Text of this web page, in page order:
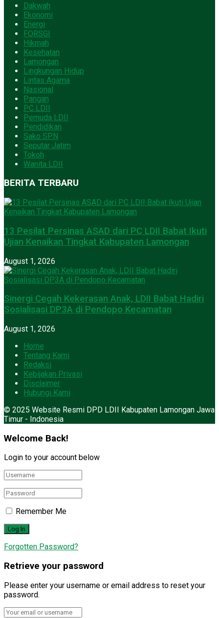
Dakwah
Ekonomi
Energi
FORSGI
Hikmah
Kesehatan
Lamongan
Lingkungan Hidup
Lintas Agama
Nasional
Pangan
PC LDII
Pemuda LDII
Pendidikan
Sako SPN
Seputar Jatim
Tokoh
Wanita LDII
BERITA TERBARU
13 Pesilat Persinas ASAD dari PC LDII Babat Ikuti
Ujian Kenaikan Tingkat Kabupaten Lamongan
August 1, 2026
Sinergi Cegah Kekerasan Anak, LDII Babat Hadiri
Sosialisasi DP3A di Pendopo Kecamatan
August 1, 2026
Home
Tentang Kami
Redaksi
Kebijakan Privasi
Disclaimer
Hubungi Kami
© 2025 Website Resmi DPD LDII Kabupaten Lamongan Jawa
Timur - Indonesia
Welcome Back!
Login to your account below
Remember Me
Forgotten Password?
Retrieve your password
Please enter your username or email address to reset your
password.